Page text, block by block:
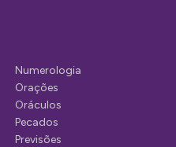
Numerologia
Orações
Oráculos
Pecados
Previsões